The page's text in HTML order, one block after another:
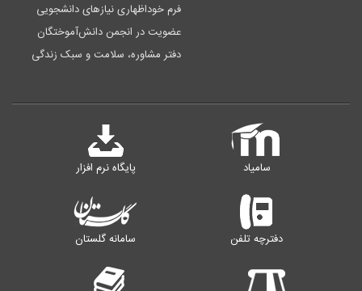
فرم خوداظهاری نیازهای دانشجویی
عضویت در انجمن دانش‌آموختگان
دفتر مشاوره، سلامت و سبک زندگی
سامیاد پایگاه نرم افزار
دفترچه تلفن سامانه گلستان